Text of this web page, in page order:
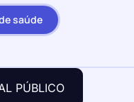
saúde
PÚBLICO